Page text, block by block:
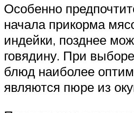
Особенно
начала прикорма
индейки, позднее
говядину. При
блюд наиболее
являются пюре из